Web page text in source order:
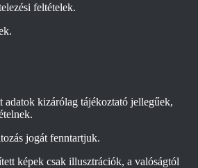
feltételek.
adatok kizárólag tájékoztató jellegűek,
jogát fenntartjuk.
képek csak illusztrációk, a valóságtól